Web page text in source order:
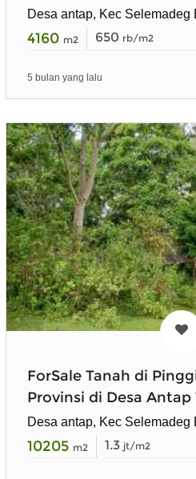
Desa antap, Kec Selemadeg
4160 m2 650 rb/m2
5 bulan yang lalu
ForSale Tanah di
Provinsi di Desa Antap
Desa antap, Kec Selemadeg
10205 m2 1.3 jt/m2